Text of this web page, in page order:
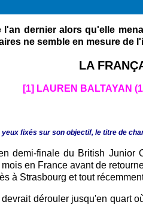
l'an dernier alors qu'elle
ne semble en mesure
LA
[1] LAUREN BALTAYAN
fixés sur son objectif, le titre de
demi-finale du British
en France avant de
à Strasbourg et tout
dérouler jusqu'en quart